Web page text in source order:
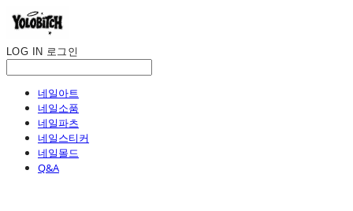
LOG IN 로그인
네일아트
네일소품
네일파츠
네일스티커
네일몰드
Q&A